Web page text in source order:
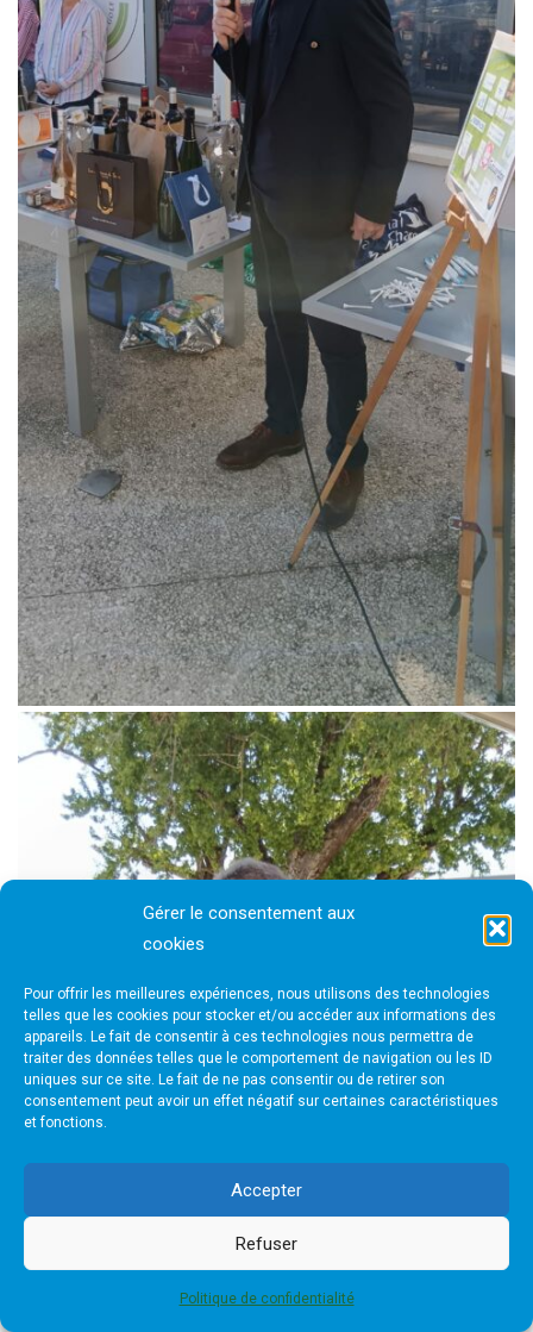
Gérer le consentement aux
cookies
Pour offrir les meilleures expériences, nous utilisons des technologies
telles que les cookies pour stocker et/ou accéder aux informations des
appareils. Le fait de consentir à ces technologies nous permettra de
traiter des données telles que le comportement de navigation ou les ID
uniques sur ce site. Le fait de ne pas consentir ou de retirer son
consentement peut avoir un effet négatif sur certaines caractéristiques
et fonctions.
Accepter
Refuser
Politique de confidentialité